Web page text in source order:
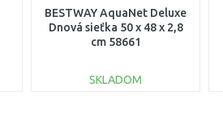
BESTWAY AquaNet Deluxe
Dnová sieťka 50 x 48 x 2,8
cm 58661
SKLADOM